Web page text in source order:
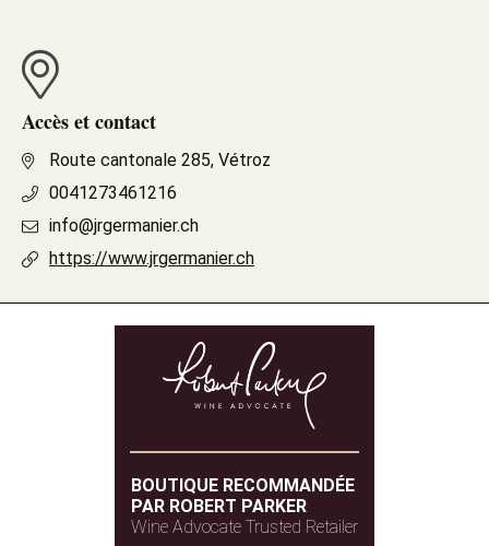
Accès et contact
Route cantonale 285, Vétroz
0041273461216
info@jrgermanier.ch
https://www.jrgermanier.ch
BOUTIQUE RECOMMANDÉE
PAR ROBERT PARKER
Wine Advocate Trusted Retailer